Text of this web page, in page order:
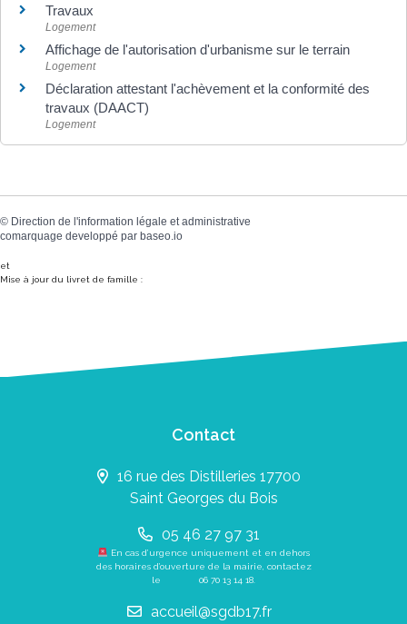
Travaux
Logement
Affichage de l'autorisation d'urbanisme sur le terrain
Logement
Déclaration attestant l'achèvement et la conformité des
travaux (DAACT)
Logement
© Direction de l'information légale et administrative
comarquage developpé par baseo.io
et
Mise à jour du livret de famille :
Contact
16 rue des Distilleries 17700
Saint Georges du Bois
05 46 27 97 31
En cas d’urgence uniquement et en dehors
des horaires d’ouverture de la mairie, contactez
le 06 70 13 14 18.
accueil@sgdb17.fr